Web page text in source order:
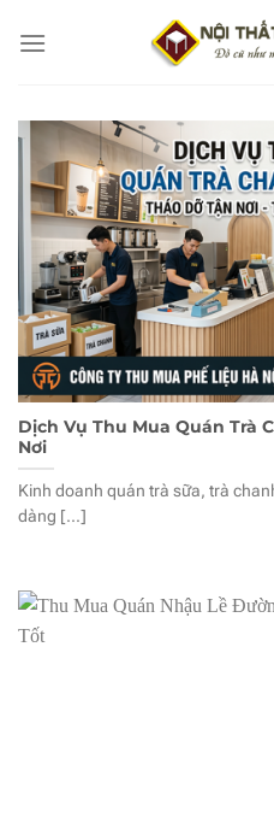
qua
Dịch Vụ Thu Mua Quán Trà
Nơi
Kinh doanh quán trà sữa, trà
dàng [...]